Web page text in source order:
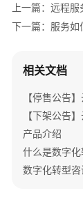
询
规
上
云
实
施
上一篇：远程
下一篇：服务如
相关文档
【停售公告
【下架公告
产品介绍
什么是数字化
数字化转型咨